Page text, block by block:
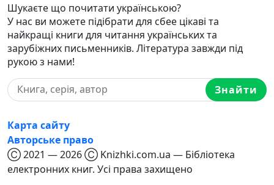
Шукаєте що почитати українською?
У нас ви можете підібрати для сбее цікаві та
найкращі книги для читання українських та
зарубіжних письменників. Література завжди під
рукою з нами!
Знайти
Карта сайту
Авторське право
Ⓒ 2021 — 2026 Ⓒ Knizhki.com.ua — Бібліотека
електронних книг. Усі права захищено